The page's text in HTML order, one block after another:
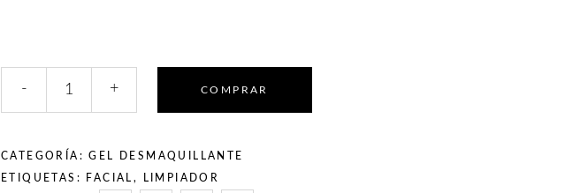
- + COMPRAR
CATEGORÍA:GEL DESMAQUILLANTE
ETIQUETAS: FACIAL , LIMPIADOR